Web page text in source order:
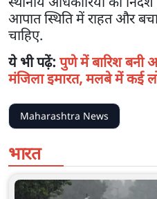
आपात स्थिति में राहत और
चाहिए.
ये भी पढ़ें: पुणे में बारिश बनी
मंजिला इमारत, मलबे में कई
Maharashtra News
भारत